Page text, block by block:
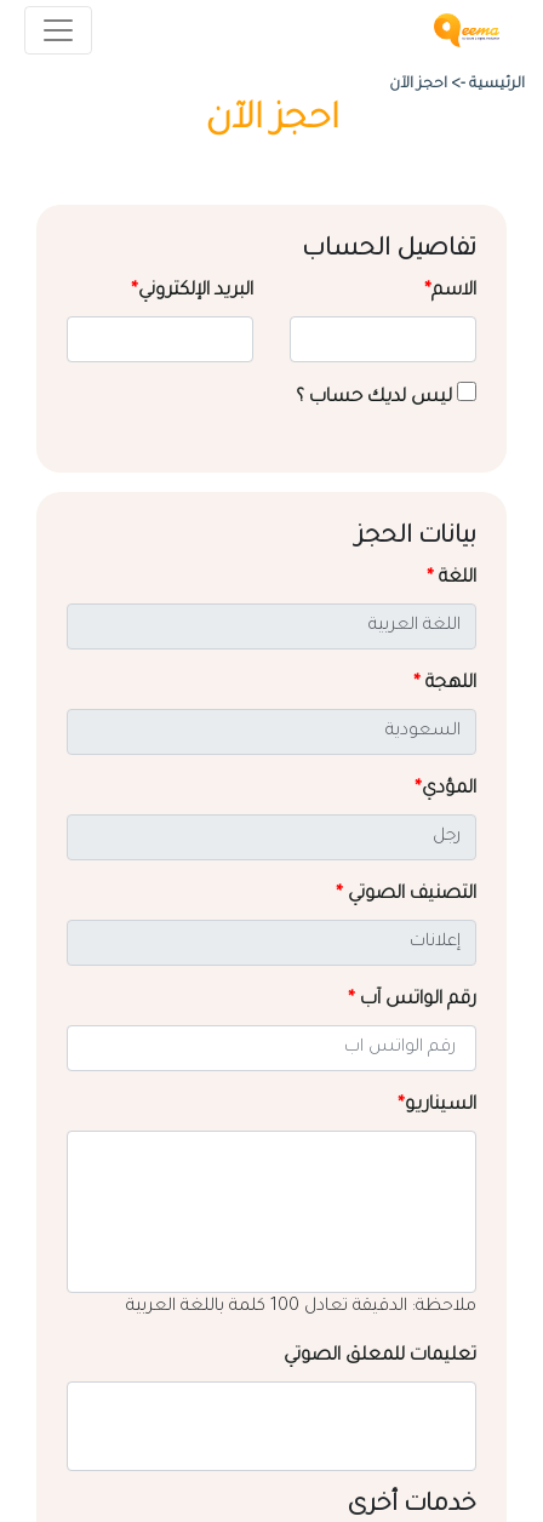
الرئيسية -> احجز الآن
احجز الآن
تفاصيل الحساب
الاسم* البريد الإلكتروني*
ليس لديك حساب ؟
بيانات الحجز
اللغة *
اللهجة *
المؤدي*
التصنيف الصوتي *
رقم الواتس آب *
السيناريو*
ملاحظة: الدقيقة تعادل 100 كلمة باللغة العربية
تعليمات للمعلق الصوتي
خدمات أخرى